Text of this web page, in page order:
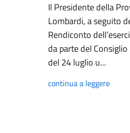
Il Presidente della
Lombardi, a seguito
Rendiconto
da parte del
del 24 luglio u...
continua a leggere